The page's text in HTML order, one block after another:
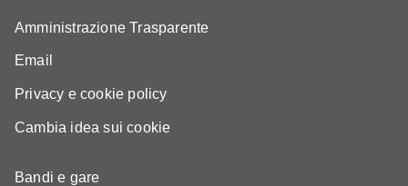
Amministrazione Trasparente
Email
Privacy e cookie policy
Cambia idea sui cookie
Bandi e gare